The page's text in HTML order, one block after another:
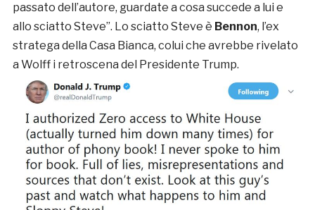
passato dell’autore, guardate a cosa succede a lui e
allo sciatto Steve”. Lo sciatto Steve è Bennon, l’ex
stratega della Casa Bianca, colui che avrebbe rivelato
a Wolff i retroscena del Presidente Trump.